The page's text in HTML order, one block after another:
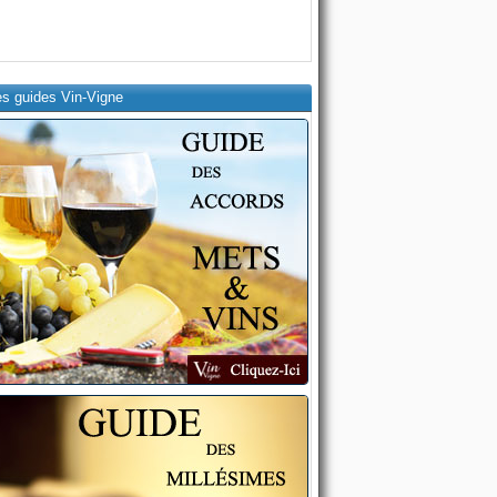
guides Vin-Vigne